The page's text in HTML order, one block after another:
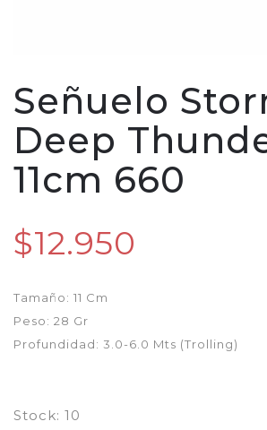
Señuelo
Deep
11cm 660
$12.950
Tamaño: 11 Cm
Peso: 28 Gr
Profundidad: 3.0-6.0 Mts (Trolling)
Stock: 10